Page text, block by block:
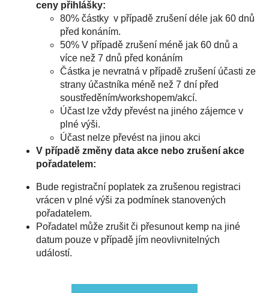
ceny přihlášky:
80% částky v případě zrušení déle jak 60 dnů
před konáním.
50% V případě zrušení méně jak 60 dnů a
více než 7 dnů před konáním
Částka je nevratná v případě zrušení účasti ze
strany účastníka méně než 7 dní před
soustředěním/workshopem/akcí.
Účast lze vždy převést na jiného zájemce v
plné výši.
Účast nelze převést na jinou akci
V případě změny data akce nebo zrušení akce
pořadatelem:
Bude registrační poplatek za zrušenou registraci
vrácen v plné výši za podmínek stanovených
pořadatelem.
Pořadatel může zrušit či přesunout kemp na jiné
datum pouze v případě jím neovlivnitelných
událostí.